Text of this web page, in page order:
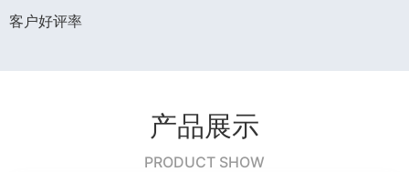
客户好评率
产品展示
PRODUCT SHOW